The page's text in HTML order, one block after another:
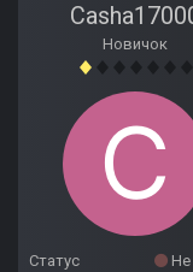
Новичок
Статус
Не